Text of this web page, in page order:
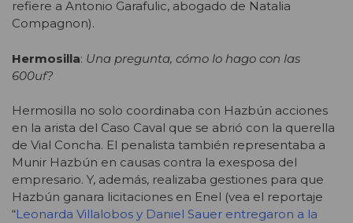
refiere a Antonio Garafulic, abogado de Natalia
Compagnon).
Hermosilla: Una pregunta, cómo lo hago con las
600uf?
Hermosilla no solo coordinaba con Hazbún acciones
en la arista del Caso Caval que se abrió con la querella
de Vial Concha. El penalista también representaba a
Munir Hazbún en causas contra la exesposa del
empresario. Y, además, realizaba gestiones para que
Hazbún ganara licitaciones en Enel (vea el reportaje
“Leonarda Villalobos y Daniel Sauer entregaron a la